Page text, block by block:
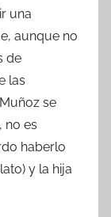
una
aunque no
de
las
se
no es
haberlo
y la hija